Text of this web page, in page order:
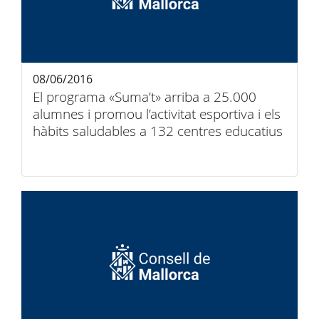
El programa «Suma’t» arriba a 25.000
alumnes i promou l’activitat esportiva i els
hàbits saludables a 132 centres educatius
08/06/2016